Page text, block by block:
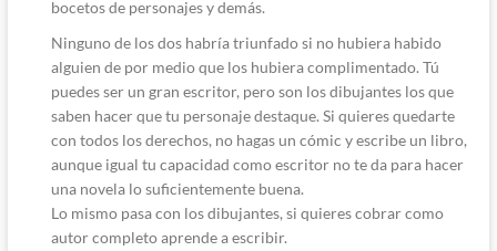
bocetos de personajes y demás.
Ninguno de los dos habría triunfado si no hubiera habido
alguien de por medio que los hubiera complimentado. Tú
puedes ser un gran escritor, pero son los dibujantes los que
saben hacer que tu personaje destaque. Si quieres quedarte
con todos los derechos, no hagas un cómic y escribe un libro,
aunque igual tu capacidad como escritor no te da para hacer
una novela lo suficientemente buena.
Lo mismo pasa con los dibujantes, si quieres cobrar como
autor completo aprende a escribir.